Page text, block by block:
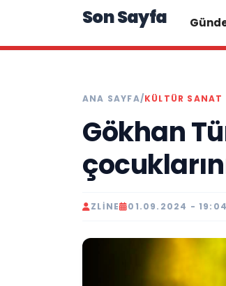
Son Sayfa
ANA SAYFA/KÜLTÜR SANAT
Gökhan
ZLINE 01.09.2024 -